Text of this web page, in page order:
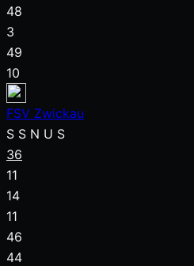
48
3
49
10
FSV Zwickau
S S N U S
36
11
14
11
46
44